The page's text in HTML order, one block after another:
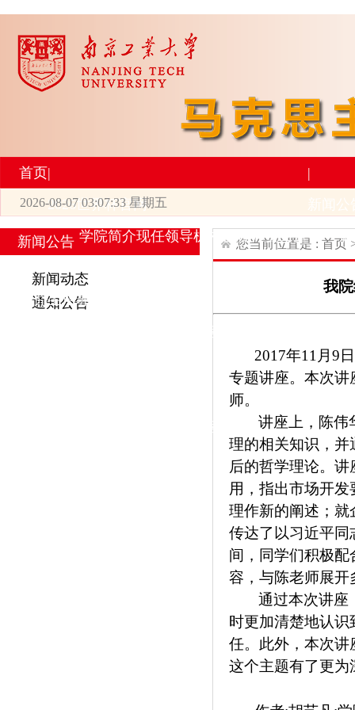
首页|
2026世界杯官网
学院简介现任领导机构设置师资力量
|
研究生培养
学生活动
工会活动
2026-08-07 03:07:33 星期五
新闻公告
新闻动态
通知公告
您当前位置是 : 首页
我
2017年11月9
专题讲座。本次讲
师。
讲座上，陈伟
理的相关知识，并
后的哲学理论。
用，指出市场开
理作新的阐述；就
传达了以习近平同
间，同学们积极
容，与陈老师展开
通过本次讲座
时更加清楚地认
任。此外，本次讲
这个主题有了更为